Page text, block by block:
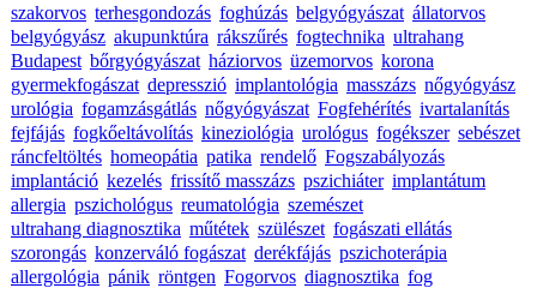
szakorvos terhesgondozás foghúzás belgyógyászat állatorvos
belgyógyász akupunktúra rákszűrés fogtechnika ultrahang
Budapest bőrgyógyászat háziorvos üzemorvos korona
gyermekfogászat depresszió implantológia masszázs nőgyógyász
urológia fogamzásgátlás nőgyógyászat Fogfehérítés ivartalanítás
fejfájás fogkőeltávolítás kineziológia urológus fogékszer sebészet
ráncfeltöltés homeopátia patika rendelő Fogszabályozás
implantáció kezelés frissítő masszázs pszichiáter implantátum
allergia pszichológus reumatológia szemészet
ultrahang diagnosztika műtétek szülészet fogászati ellátás
szorongás konzerváló fogászat derékfájás pszichoterápia
allergológia pánik röntgen Fogorvos diagnosztika fog